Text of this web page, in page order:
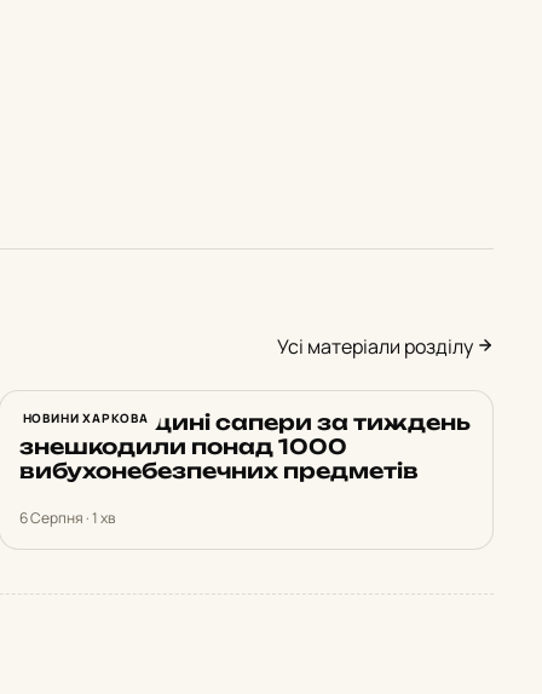
Усі матеріали розділу
НОВИНИ ХАРКОВА
На Харківщині сапери за тиждень
знешкодили понад 1000
вибухонебезпечних предметів
6 Серпня · 1 хв